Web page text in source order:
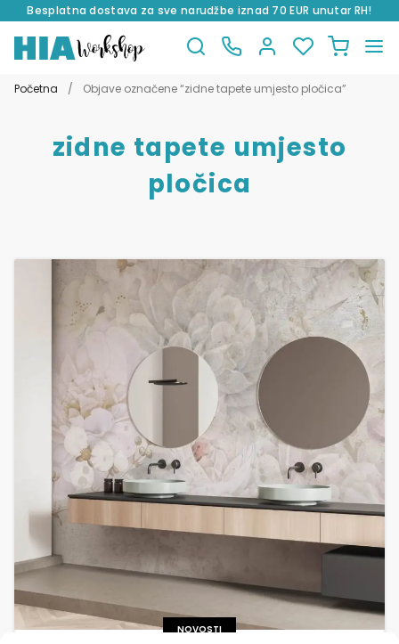
Besplatna dostava za sve narudžbe iznad 70 EUR unutar RH!
na
do
Početna / Objave označene “zidne tapete umjesto pločica”
zidne tapete umjesto
pločica
NOVOSTI